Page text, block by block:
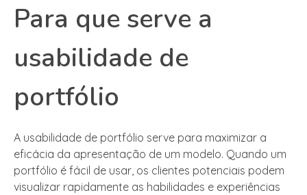
Para que serve a
usabilidade de
portfólio
A usabilidade de portfólio serve para maximizar a
eficácia da apresentação de um modelo. Quando um
portfólio é fácil de usar, os clientes potenciais podem
visualizar rapidamente as habilidades e experiências